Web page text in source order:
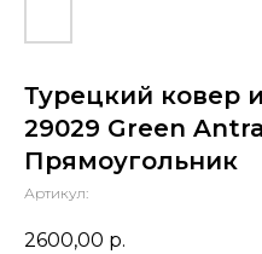
Турецкий ковер
29029 Green
Прямоугольник
Артикул:
2600,00 р.